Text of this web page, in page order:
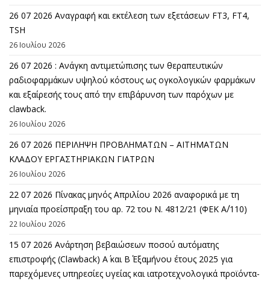
26 07 2026 Αναγραφή και εκτέλεση των εξετάσεων FT3, FT4,
TSH
26 Ιουλίου 2026
26 07 2026 : Ανάγκη αντιμετώπισης των θεραπευτικών
ραδιοφαρμάκων υψηλού κόστους ως ογκολογικών φαρμάκων
και εξαίρεσής τους από την επιβάρυνση των παρόχων με
clawback.
26 Ιουλίου 2026
26 07 2026 ΠΕΡΙΛΗΨΗ ΠΡΟΒΛΗΜΑΤΩΝ – ΑΙΤΗΜΑΤΩΝ
ΚΛΑΔΟΥ ΕΡΓΑΣΤΗΡΙΑΚΩΝ ΓΙΑΤΡΩΝ
26 Ιουλίου 2026
22 07 2026 Πίνακας μηνός Απριλίου 2026 αναφορικά με τη
μηνιαία προείσπραξη του αρ. 72 του Ν. 4812/21 (ΦΕΚ Α΄/110)
22 Ιουλίου 2026
15 07 2026 Ανάρτηση βεβαιώσεων ποσού αυτόματης
επιστροφής (Clawback) A΄ και Β΄ Εξαμήνου έτους 2025 για
παρεχόμενες υπηρεσίες υγείας και ιατροτεχνολογικά προϊόντα-